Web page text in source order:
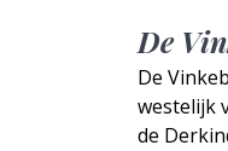
De
De
westelijk
de